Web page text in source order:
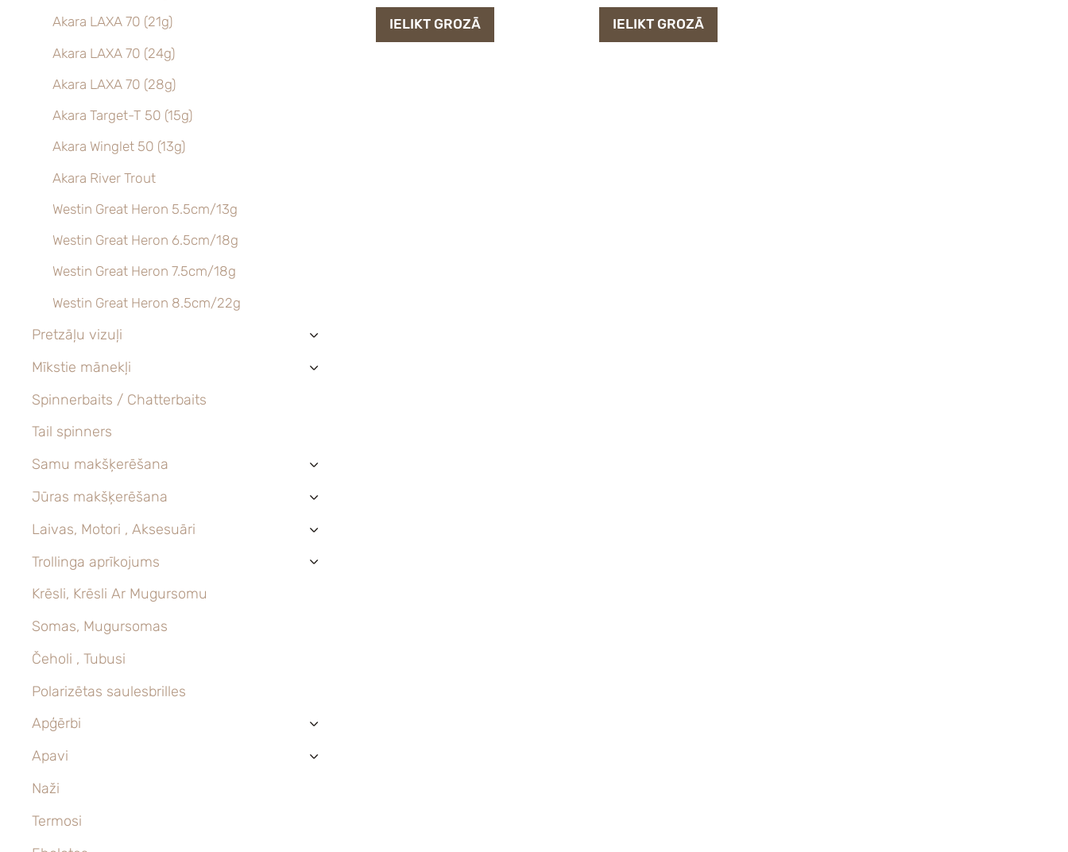
Akara LAXA 70 (21g)
Akara LAXA 70 (24g)
Akara LAXA 70 (28g)
Akara Target-T 50 (15g)
Akara Winglet 50 (13g)
Akara River Trout
Westin Great Heron 5.5cm/13g
Westin Great Heron 6.5cm/18g
Westin Great Heron 7.5cm/18g
Westin Great Heron 8.5cm/22g
Pretzāļu vizuļi ›
Mīkstie mānekļi ›
Spinnerbaits / Chatterbaits
Tail spinners
Samu makšķerēšana
›
Jūras makšķerēšana ›
Laivas, Motori , Aksesuāri ›
Trollinga aprīkojums ›
Krēsli, Krēsli Ar Mugursomu
Somas, Mugursomas
Čeholi , Tubusi
Polarizētas saulesbrilles
Apģērbi
›
Apavi ›
Naži
Termosi
IELIKT GROZĀ IELIKT GROZĀ